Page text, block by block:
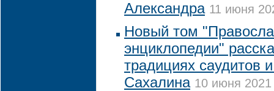
Александра 11 июня
Новый том
энциклопедии"
традициях саудитов
Сахалина 10 июня 2021